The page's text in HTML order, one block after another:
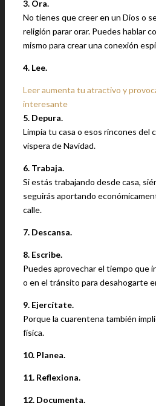
3. Ora.
No tienes que creer en un Dios o
religión parar orar. Puedes hablar
mismo para crear una conexión
4. Lee.
Leer aumenta tu atractivo y
interesante
5. Depura.
Limpia tu casa o esos rincones del
víspera de Navidad.
6. Trabaja.
Si estás trabajando desde casa, siéntete
seguirás aportando
calle.
7. Descansa.
8. Escribe.
Puedes aprovechar el tiempo que
o en el tránsito para desahogarte
9. Ejercítate.
Porque la cuarentena también
física.
10. Planea.
11. Reflexiona.
12. Documenta.